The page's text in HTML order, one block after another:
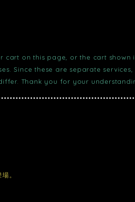
cart on this page, or the cart shown
Since these are separate services,
Thank you for your
。